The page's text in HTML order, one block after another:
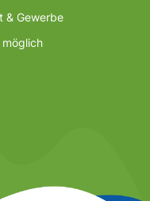
& Gewerbe